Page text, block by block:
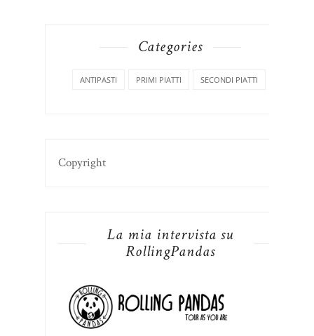
Categories
ANTIPASTI PRIMI PIATTI SECONDI PIATTI
Copyright
La mia intervista su
RollingPandas